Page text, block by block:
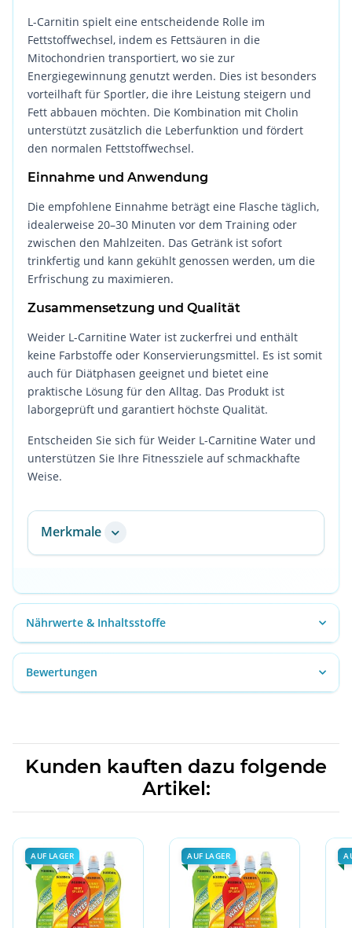
L-Carnitin spielt eine entscheidende Rolle im
Fettstoffwechsel, indem es Fettsäuren in die
Mitochondrien transportiert, wo sie zur
Energiegewinnung genutzt werden. Dies ist besonders
vorteilhaft für Sportler, die ihre Leistung steigern und
Fett abbauen möchten. Die Kombination mit Cholin
unterstützt zusätzlich die Leberfunktion und fördert
den normalen Fettstoffwechsel.
Einnahme und Anwendung
Die empfohlene Einnahme beträgt eine Flasche täglich,
idealerweise 20–30 Minuten vor dem Training oder
zwischen den Mahlzeiten. Das Getränk ist sofort
trinkfertig und kann gekühlt genossen werden, um die
Erfrischung zu maximieren.
Zusammensetzung und Qualität
Weider L-Carnitine Water ist zuckerfrei und enthält
keine Farbstoffe oder Konservierungsmittel. Es ist somit
auch für Diätphasen geeignet und bietet eine
praktische Lösung für den Alltag. Das Produkt ist
laborgeprüft und garantiert höchste Qualität.
Entscheiden Sie sich für Weider L-Carnitine Water und
unterstützen Sie Ihre Fitnessziele auf schmackhafte
Weise.
Merkmale
Nährwerte & Inhaltsstoffe
Bewertungen
Kunden kauften dazu folgende
Artikel:
AUF LAGER AUF LAGER